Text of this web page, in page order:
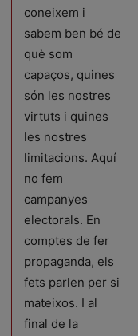
coneixem i
sabem ben bé de
què som
capaços, quines
són les nostres
virtuts i quines
les nostres
limitacions. Aquí
no fem
campanyes
electorals. En
comptes de fer
propaganda, els
fets parlen per si
mateixos. I al
final de la